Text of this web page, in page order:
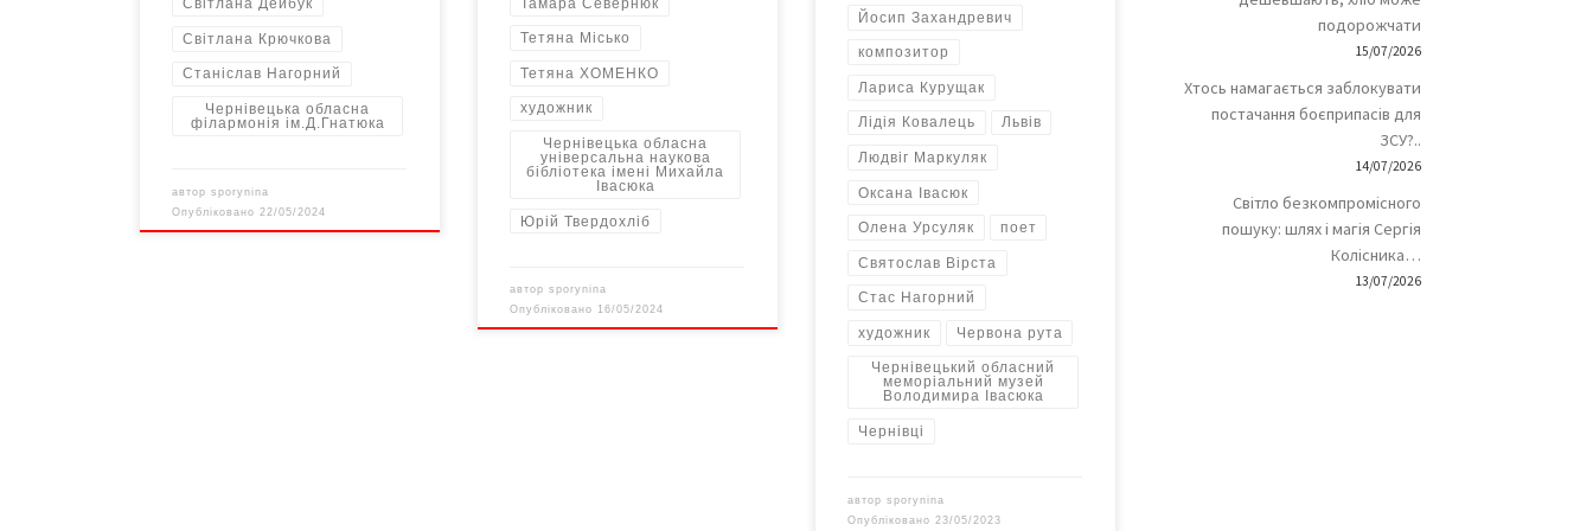
Світлана Дейбук
Світлана Крючкова
Станіслав Нагорний
Чернівецька обласна
філармонія ім.Д.Гнатюка
авторsporynina
Опубліковано 22/05/2024
Тетяна Місько
Тетяна ХОМЕНКО
художник
Чернівецька обласна
універсальна наукова
бібліотека імені Михайла
Івасюка
Юрій Твердохліб
авторsporynina
Опубліковано 16/05/2024
Йосип Захандревич
композитор
Лариса Курущак
Лідія Ковалець Львів
Людвіг Маркуляк
Оксана Івасюк
Олена Урсуляк поет
Святослав Вірста
Стас Нагорний
художник Червона рута
Чернівецький обласний
меморіальний музей
Володимира Івасюка
Чернівці
авторsporynina
Опубліковано 23/05/2023
подорожчати
15/07/2026
Хтось намагається заблокувати
постачання боєприпасів для
ЗСУ?..
14/07/2026
Світло безкомпромісного
пошуку: шлях і магія Сергія
Колісника…
13/07/2026